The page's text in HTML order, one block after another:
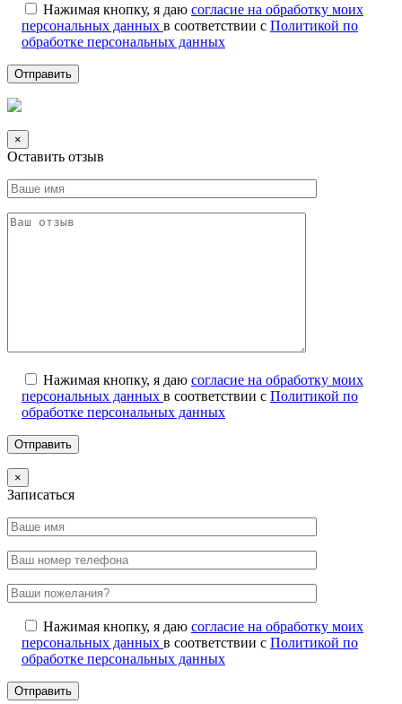
Нажимая кнопку, я даю согласие на обработку моих
персональных данных в соответствии с Политикой по
обработке персональных данных
×
Оставить отзыв
Нажимая кнопку, я даю согласие на обработку моих
персональных данных в соответствии с Политикой по
обработке персональных данных
×
Записаться
Нажимая кнопку, я даю согласие на обработку моих
персональных данных в соответствии с Политикой по
обработке персональных данных